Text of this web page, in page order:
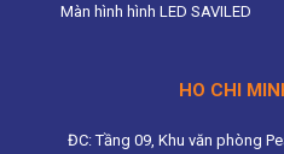
Màn hình hình LED SAVILED
HO CHI
ĐC: Tầng 09, Khu văn phòng